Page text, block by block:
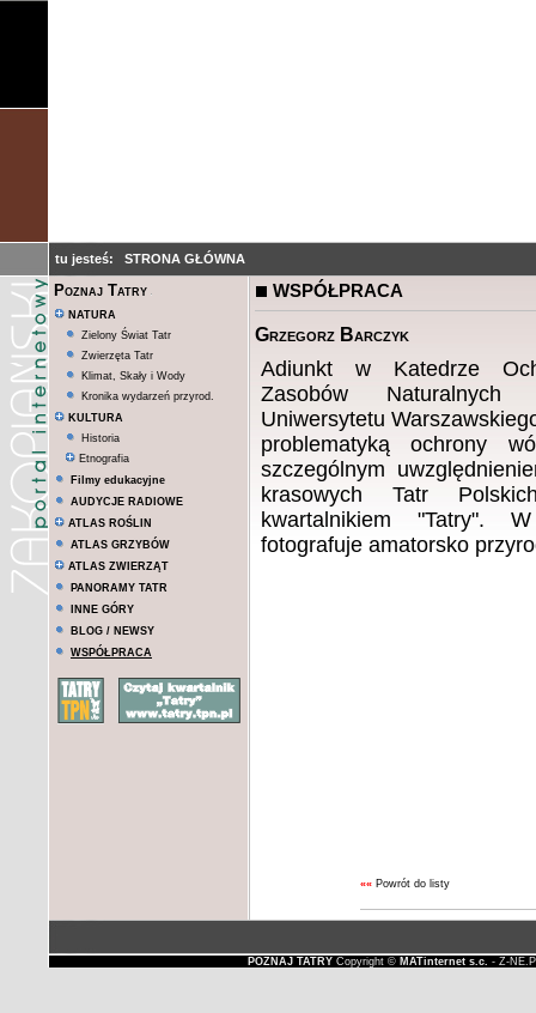
tu jesteś: STRONA GŁÓWNA
Poznaj Tatry
NATURA
Zielony Świat Tatr
Zwierzęta Tatr
Klimat, Skały i Wody
Kronika wydarzeń przyrod.
KULTURA
Historia
Etnografia
Filmy edukacyjne
AUDYCJE RADIOWE
ATLAS ROŚLIN
ATLAS GRZYBÓW
ATLAS ZWIERZĄT
PANORAMY TATR
INNE GÓRY
BLOG / NEWSY
WSPÓŁPRACA
WSPÓŁPRACA
Grzegorz Barczyk
Adiunkt w Katedrze
Zasobów Naturalnych
Uniwersytetu
problematyką ochrony
szczególnym
krasowych Tatr
kwartalnikiem "Tatry".
fotografuje amatorsko
«« Powrót do listy
POZNAJ TATRYCopyright © MATinternet s.c. - Z-